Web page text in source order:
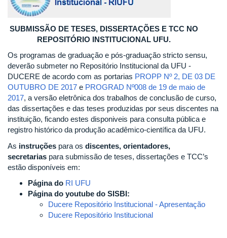
SUBMISSÃO DE TESES, DISSERTAÇÕES E TCC NO
REPOSITÓRIO INSTITUCIONAL UFU.
Os programas de graduação e pós-graduação stricto sensu,
deverão submeter no Repositório Institucional da UFU -
DUCERE de acordo com as portarias PROPP Nº 2, DE 03 DE
OUTUBRO DE 2017 e PROGRAD Nº008 de 19 de maio de
2017, a versão eletrônica dos trabalhos de conclusão de curso,
das dissertações e das teses produzidas por seus discentes na
instituição, ficando estes disponiveis para consulta pública e
registro histórico da produção acadêmico-científica da UFU.
As instruções para os discentes, orientadores,
secretarias para submissão de teses, dissertações e TCC’s
estão disponíveis em:
Página do RI UFU
Página do youtube do SISBI:
Ducere Repositório Institucional - Apresentação
Ducere Repositório Institucional